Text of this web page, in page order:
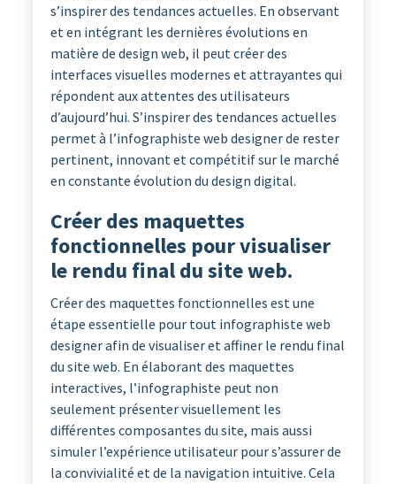
s’inspirer des tendances actuelles. En observant
et en intégrant les dernières évolutions en
matière de design web, il peut créer des
interfaces visuelles modernes et attrayantes qui
répondent aux attentes des utilisateurs
d’aujourd’hui. S’inspirer des tendances actuelles
permet à l’infographiste web designer de rester
pertinent, innovant et compétitif sur le marché
en constante évolution du design digital.
Créer des maquettes
fonctionnelles pour visualiser
le rendu final du site web.
Créer des maquettes fonctionnelles est une
étape essentielle pour tout infographiste web
designer afin de visualiser et affiner le rendu final
du site web. En élaborant des maquettes
interactives, l’infographiste peut non
seulement présenter visuellement les
différentes composantes du site, mais aussi
simuler l’expérience utilisateur pour s’assurer de
la convivialité et de la navigation intuitive. Cela